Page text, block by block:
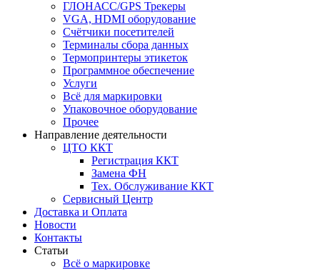
ГЛОНАСС/GPS Трекеры
VGA, HDMI оборудование
Счётчики посетителей
Терминалы сбора данных
Термопринтеры этикеток
Программное обеспечение
Услуги
Всё для маркировки
Упаковочное оборудование
Прочее
Направление деятельности
ЦТО ККТ
Регистрация ККТ
Замена ФН
Тех. Обслуживание ККТ
Сервисный Центр
Доставка и Оплата
Новости
Контакты
Статьи
Всё о маркировке